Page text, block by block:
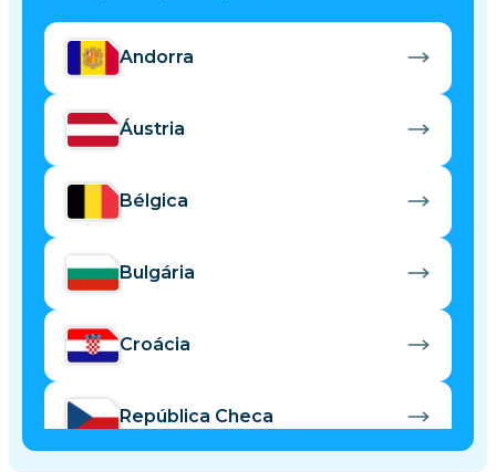
Andorra
Áustria
Bélgica
Bulgária
Croácia
República Checa